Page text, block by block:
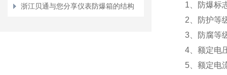
浙江贝通与您分享仪表防爆箱的结构
1、防爆标
2、防护等
3、防腐等
4、额定电
5、额定电